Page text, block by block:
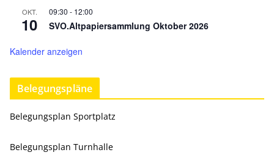
OKT.
10
09:30 - 12:00
SVO.Altpapiersammlung Oktober 2026
Kalender anzeigen
Belegungspläne
Belegungsplan Sportplatz
Belegungsplan Turnhalle